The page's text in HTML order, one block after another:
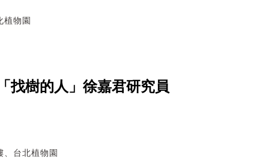
植物園
找樹的人」徐嘉君研究員
、台北植物園